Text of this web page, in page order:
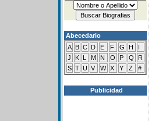
Abecedario
A B C D E F G H
I
J
K L M N O P Q
R
S T U V W X Y Z #
Publicidad